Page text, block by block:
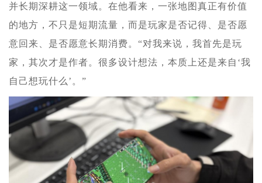
并长期深耕这一领域。在他看来，一张地图真正有价值
的地方，不只是短期流量，而是玩家是否记得、是否愿
意回来、是否愿意长期消费。“对我来说，我首先是玩
家，其次才是作者。很多设计想法，本质上还是来自‘我
自己想玩什么’。”